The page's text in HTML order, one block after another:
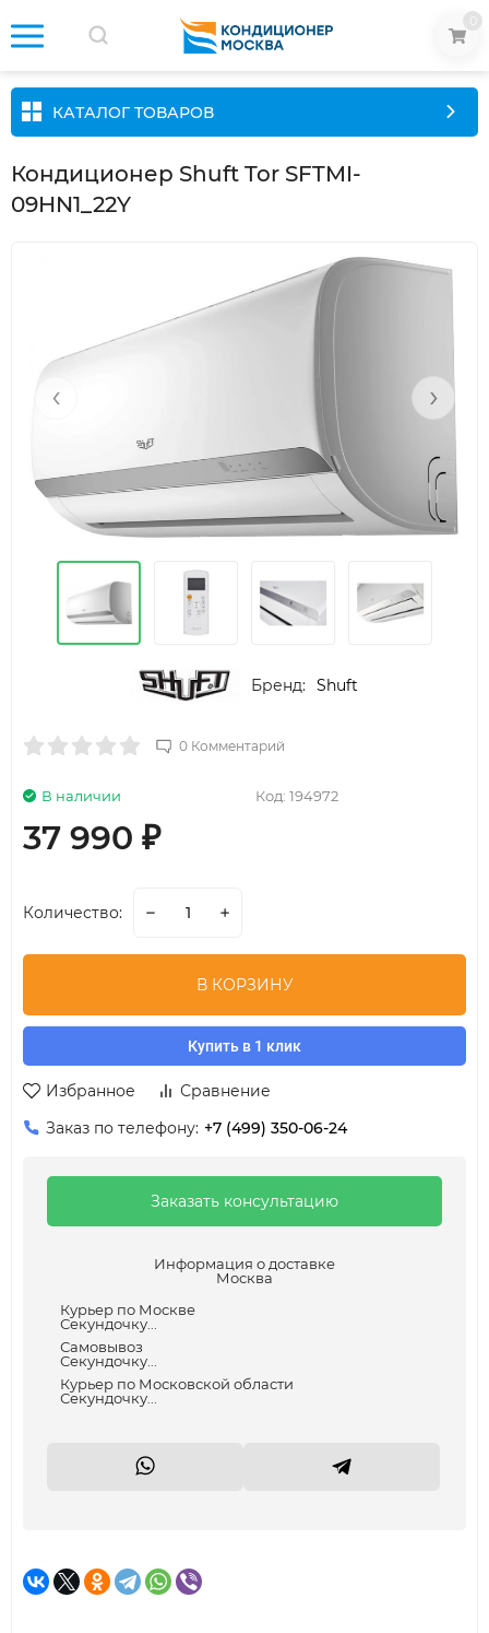
КАТАЛОГ ТОВАРОВ
Кондиционер Shuft Tor SFTMI-
09HN1_22Y
‹ ›
Бренд: Shuft
0 Комментарий
Код: 194972
В наличии
37 990 ₽
Количество:
В КОРЗИНУ
Купить в 1 клик
Избранное
Сравнение
Заказ по телефону: +7 (499) 350-06-24
Заказать консультацию
Информация о доставке
Москва
Курьер по Москве
Секундочку...
Самовывоз
Секундочку...
Курьер по Московской области
Секундочку...